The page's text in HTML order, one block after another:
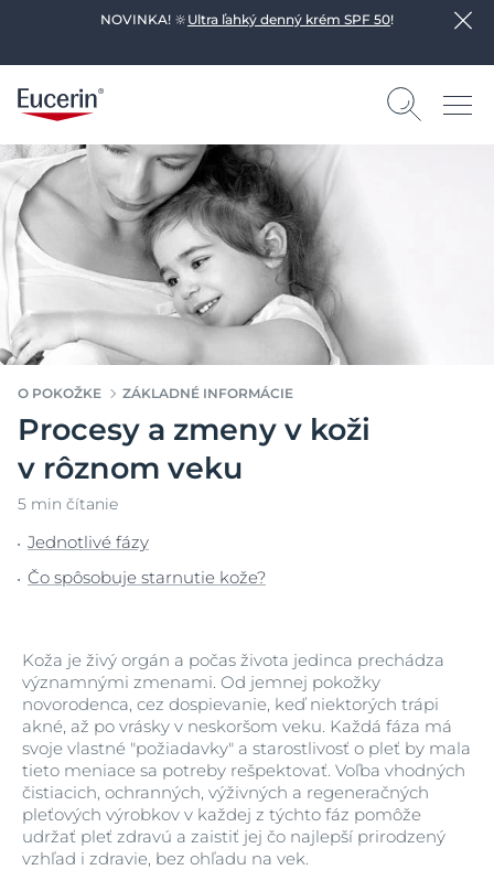
NOVINKA! 🔆 Ultra ľahký denný krém SPF 50!
O POKOŽKE ZÁKLADNÉ INFORMÁCIE
Procesy a zmeny v koži
v rôznom veku
5 min čítanie
Jednotlivé fázy
Čo spôsobuje starnutie kože?
Koža je živý orgán a počas života jedinca prechádza
významnými zmenami. Od jemnej pokožky
novorodenca, cez dospievanie, keď niektorých trápi
akné, až po vrásky v neskoršom veku. Každá fáza má
svoje vlastné "požiadavky" a starostlivosť o pleť by mala
tieto meniace sa potreby rešpektovať. Voľba vhodných
čistiacich, ochranných, výživných a regeneračných
pleťových výrobkov v každej z týchto fáz pomôže
udržať pleť zdravú a zaistiť jej čo najlepší prirodzený
vzhľad i zdravie, bez ohľadu na vek.